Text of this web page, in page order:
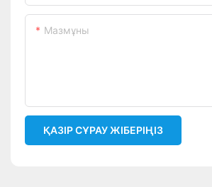
Мазмұны
ҚАЗІР СҰРАУ ЖІБЕРІҢІЗ